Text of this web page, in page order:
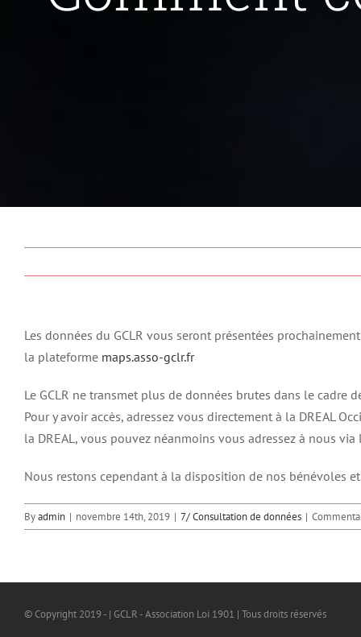
Les données du GCLR vous seront présentées
la plateforme maps.asso-gclr.fr
Le GCLR ne transmet plus de données brutes dans le cadre
Pour y avoir accès, adressez vous directement à la DREAL
la DREAL, vous pouvez néanmoins vous adressez à nous
Nous restons cependant à la disposition de nos bénévoles
Byadmin | novembre 14th, 2019 | 7/ Consultation de données |
© Copyright 2019 - | GCLR - Association Loi 1901 | Tous droits réservés